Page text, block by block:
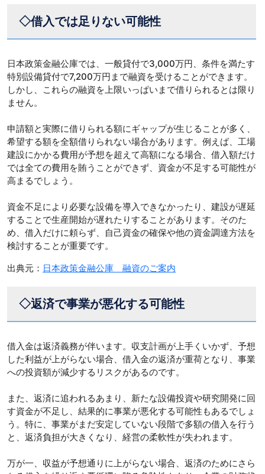
◇借入では足りない可能性
日本政策金融公庫では、一般貸付で3,000万円、条件を満たす
特別設備貸付で7,200万円まで融資を受けることができます。
しかし、これらの融資を上限いっぱいまで借りられるとは限り
ません。
申請額と実際に借りられる額にギャップが生じることが多く、
希望する額を全額借りられない場合があります。例えば、工場
建設にかかる費用が予想を超えて高額になる場合、借入額だけ
では全ての費用を賄うことができず、資金が不足する可能性が
高まるでしょう。
資金不足により必要な設備を導入できなかったり、建設が遅延
することで生産開始が遅れたりすることがあります。そのた
め、借入だけに頼らず、自己資金の確保や他の資金調達方法を
検討することが重要です。
出典元： 日本政策金融公庫 融資のご案内
◇返済で事業が悪化する可能性
借入金は返済義務が伴います。収支計画が上手くいかず、予想
した利益が上がらない場合、借入金の返済が重荷となり、事業
への投資額が減少するリスクがあるのです。
また、返済に追われるあまり、新たな設備投資や研究開発に回
す資金が不足し、結果的に事業が悪化する可能性もあるでしょ
う。特に、事業がまだ安定していない段階で多額の借入を行う
と、返済負担が大きくなり、経営の柔軟性が失われます。
万が一、収益が予想通りに上がらない場合、返済のためにさら